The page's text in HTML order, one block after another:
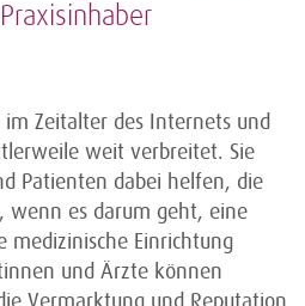
Zeitalter des Internets und
weit verbreitet. Sie
Patienten dabei helfen, die
wenn es darum geht, eine
medizinische Einrichtung
und Ärzte können